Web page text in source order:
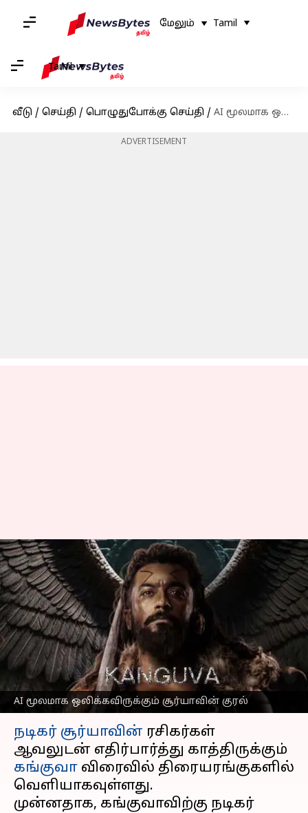
மேலும் Tamil
Tamil
வீடு / செய்தி / பொழுதுபோக்கு செய்தி / AI மூலமாக ஒலிக்கவிருக்கும் சூர்யாவின் குரல்; கங்குவா திரைப்படத்தில் சர்ப்ரைஸ்
ADVERTISEMENT
AI மூலமாக ஒலிக்கவிருக்கும் சூர்யாவின் குரல்
AI மூலமாக
ஒலிக்கவிருக்கும்
சூர்யாவின் குரல்;
கங்குவா திரைப்படத்தில்
சர்ப்ரைஸ்
எழுதியவர் Venkatalakshmi V Oct 14, 2024 04:05 pm
செய்தி முன்னோட்டம்
நடிகர் சூர்யாவின் ரசிகர்கள்
ஆவலுடன் எதிர்பார்த்து காத்திருக்கும்
கங்குவா விரைவில் திரையரங்குகளில்
வெளியாகவுள்ளது.
முன்னதாக, கங்குவாவிற்கு நடிகர்